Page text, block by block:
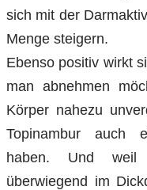
sich mit der
Menge steigern.
Ebenso positiv wirkt
man abnehmen
Körper nahezu
Topinambur auch
haben. Und weil
überwiegend im